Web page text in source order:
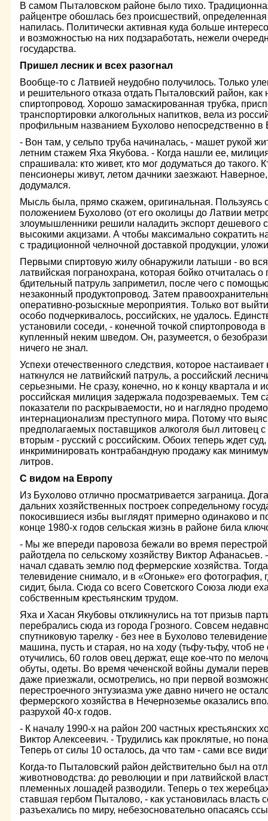
В самом Пыталовском районе было тихо.
райцентре обошлась без происшествий,
напилась. Политически активная куда больше
и возможностью на них подзаработать, нежели
государства.
Пришел лесник и всех разогнал
Вообще-то с Латвией неудобно получилось. Только
и решительного отказа отдать Пыталовский район,
спиртопровод. Хорошо замаскированная трубка,
транспортировки алкогольных напитков, вела из
профильным названием Бухолово непосредственно в
- Вон там, у сельпо труба начиналась, - машет рукой
летним стажем Яха Якубова. - Когда нашли ее,
спрашивала: кто живет, кто мог додуматься до такого.
пенсионеры живут, летом дачники заезжают. Наверное,
додумался.
Мысль была, прямо скажем, оригинальная. Пользуясь
положением Бухолово (от его околицы до Латвии
злоумышленники решили наладить экспорт дешевого
высокими акцизами. А чтобы максимально сократить
с традиционной челночной доставкой продукции,
Первыми спиртовую жилу обнаружили латыши - во
латвийская погранохрана, которая бойко отчиталась
бдительный патруль заприметил, после чего с
незаконный продуктопровод. Затем
оперативно-розыскные мероприятия. Только вот
особо подчеркивалось, российских, не удалось.
установили соседи, - конечной точкой спиртопровода
купленный неким шведом. Он, разумеется, о
ничего не знал.
Успехи отечественного следствия, которое
наткнулся не латвийский патруль, а российский
серьезными. Не сразу, конечно, но к концу квартала и
российская милиция задержала подозреваемых. Тем
показатели по раскрываемости, но и наглядно
интернационализм преступного мира. Потому что
предполагаемых поставщиков алкоголя был литовец
вторым - русский с российским. Обоих теперь ждет
инкриминировать контрабандную продажу как
литров.
С видом на Европу
Из Бухолово отлично просматривается заграница.
дальних хозяйственных построек сопредельному
покосившиеся избы выглядят примерно одинаково и
конце 1980-х годов сельская жизнь в районе била
- Мы же впереди паровоза бежали во время
райотдела по сельскому хозяйству Виктор
начал сдавать землю под фермерские хозяйства.
телевидение снимало, и в «Огоньке» его фотография,
сидит, была. Сюда со всего Советского Союза люди
собственным крестьянским трудом.
Яха и Хасан Якубовы откликнулись на тот призыв
перебрались сюда из города Грозного. Совсем
спутниковую тарелку - без нее в Бухолово
машина, пусть и старая, но на ходу (тьфу-тьфу, чтоб не
отучились, 60 голов овец держат, еще кое-что по
обуты, одеты. Во время чеченской войны думали
даже приезжали, осмотрелись, но при первой
перестроечного энтузиазма уже давно ничего не
фермерского хозяйства в Нечерноземье оказались
разрухой 40-х годов.
- К началу 1990-х на район 200 частных крестьянских
Виктор Алексеевич. - Трудились как проклятые, но
Теперь от силы 10 осталось, да что там - сами все
Когда-то Пыталовский район действительно был на
животноводства: до революции и при латвийской
племенных лошадей разводили. Теперь о тех
ставшая гербом Пыталово, - как установилась власть
разъехались по миру, небезосновательно опасаясь